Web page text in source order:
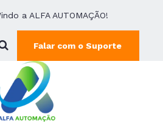
a ALFA AUTOMAÇÃO!
Falar com o Suporte